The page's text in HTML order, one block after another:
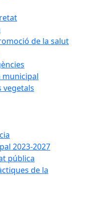
de la salut
municipal
vegetals
2023-2027
pública
de la